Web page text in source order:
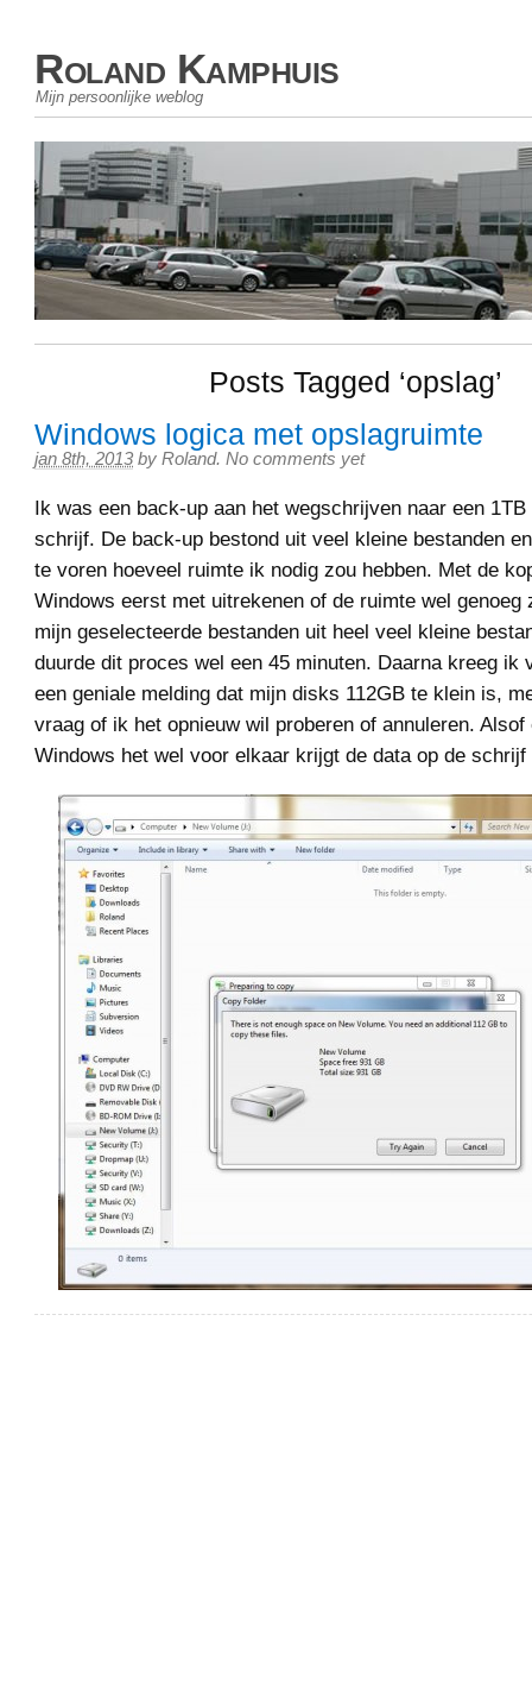
Roland Kamphuis
Mijn persoonlijke weblog
Posts Tagged ‘opslag’
Windows logica met opslagruimte
jan 8th, 2013 by Roland. No comments yet
Ik was een back-up aan het wegschrijven naar een
schrijf. De back-up bestond uit veel kleine bestanden
te voren hoeveel ruimte ik nodig zou hebben. Met de
Windows eerst met uitrekenen of de ruimte wel genoeg
mijn geselecteerde bestanden uit heel veel kleine
duurde dit proces wel een 45 minuten. Daarna kreeg ik
een geniale melding dat mijn disks 112GB te klein is,
vraag of ik het opnieuw wil proberen of annuleren. Alsof
Windows het wel voor elkaar krijgt de data op de